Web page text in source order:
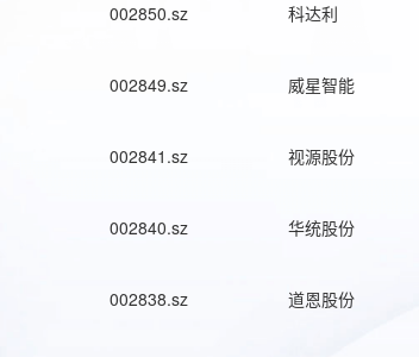
002850.sz 科达利
002849.sz 威星智能
002841.sz 视源股份
002840.sz 华统股份
002838.sz 道恩股份